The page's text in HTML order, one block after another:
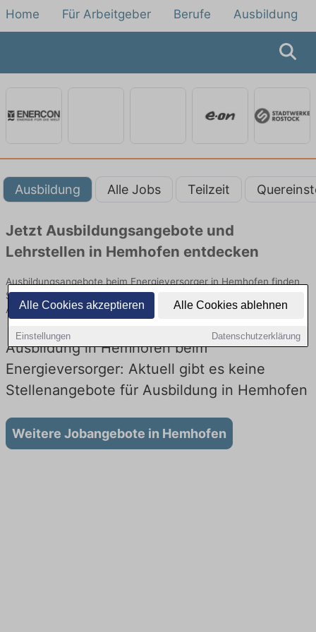
Alle Cookies akzeptieren Alle Cookies ablehnen
Einstellungen Datenschutzerklärung
Home Für Arbeitgeber Berufe Ausbildung
Ausbildung Alle Jobs Teilzeit
Jetzt Ausbildungsangebote und
Lehrstellen in Hemhofen entdecken
Ausbildungsangebote beim Energieversorger in Hemhofen finden
Sie von namhaften Firmen. Entdecken Sie freie Optionen von Top-
Arbeitgebern und bewerben Sie sich noch heute.
Ausbildung in Hemhofen beim
Energieversorger: Aktuell gibt es keine
Stellenangebote für Ausbildung in Hemhofen
Weitere Jobangebote in Hemhofen